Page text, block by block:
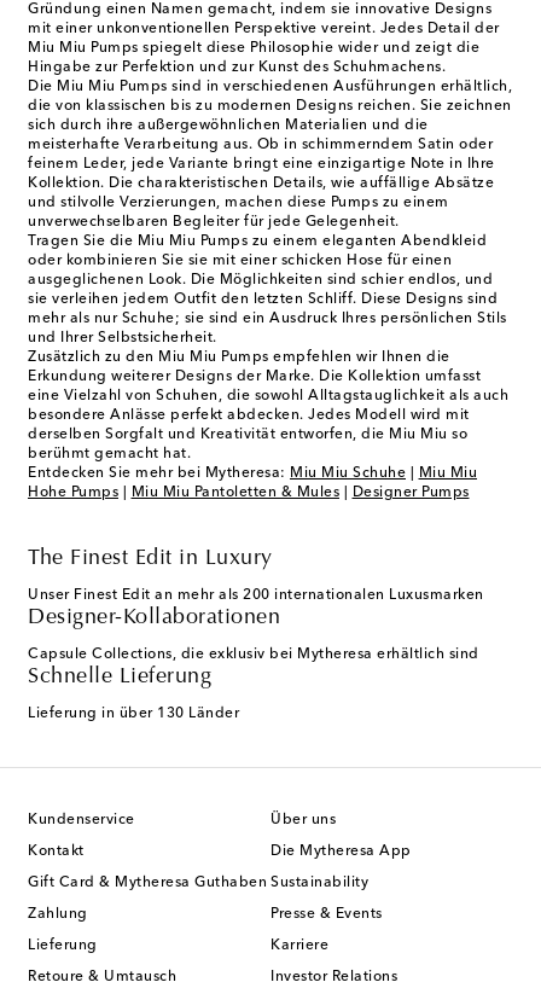
Gründung einen Namen gemacht, indem sie innovative Designs
mit einer unkonventionellen Perspektive vereint. Jedes Detail der
Miu Miu Pumps spiegelt diese Philosophie wider und zeigt die
Hingabe zur Perfektion und zur Kunst des Schuhmachens.
Die Miu Miu Pumps sind in verschiedenen Ausführungen erhältlich,
die von klassischen bis zu modernen Designs reichen. Sie zeichnen
sich durch ihre außergewöhnlichen Materialien und die
meisterhafte Verarbeitung aus. Ob in schimmerndem Satin oder
feinem Leder, jede Variante bringt eine einzigartige Note in Ihre
Kollektion. Die charakteristischen Details, wie auffällige Absätze
und stilvolle Verzierungen, machen diese Pumps zu einem
unverwechselbaren Begleiter für jede Gelegenheit.
Tragen Sie die Miu Miu Pumps zu einem eleganten Abendkleid
oder kombinieren Sie sie mit einer schicken Hose für einen
ausgeglichenen Look. Die Möglichkeiten sind schier endlos, und
sie verleihen jedem Outfit den letzten Schliff. Diese Designs sind
mehr als nur Schuhe; sie sind ein Ausdruck Ihres persönlichen Stils
und Ihrer Selbstsicherheit.
Zusätzlich zu den Miu Miu Pumps empfehlen wir Ihnen die
Erkundung weiterer Designs der Marke. Die Kollektion umfasst
eine Vielzahl von Schuhen, die sowohl Alltagstauglichkeit als auch
besondere Anlässe perfekt abdecken. Jedes Modell wird mit
derselben Sorgfalt und Kreativität entworfen, die Miu Miu so
berühmt gemacht hat.
Entdecken Sie mehr bei Mytheresa: Miu Miu Schuhe
Miu Miu
Hohe Pumps
Miu Miu Pantoletten & Mules Designer Pumps
The Finest Edit in Luxury
Unser Finest Edit an mehr als 200 internationalen Luxusmarken
Designer-Kollaborationen
Capsule Collections, die exklusiv bei Mytheresa erhältlich sind
Schnelle Lieferung
Lieferung in über 130 Länder
Kundenservice
Kontakt
Gift Card & Mytheresa Guthaben
Zahlung
Lieferung
Retoure & Umtausch
Über uns
Die Mytheresa App
Sustainability
Presse & Events
Karriere
Investor Relations